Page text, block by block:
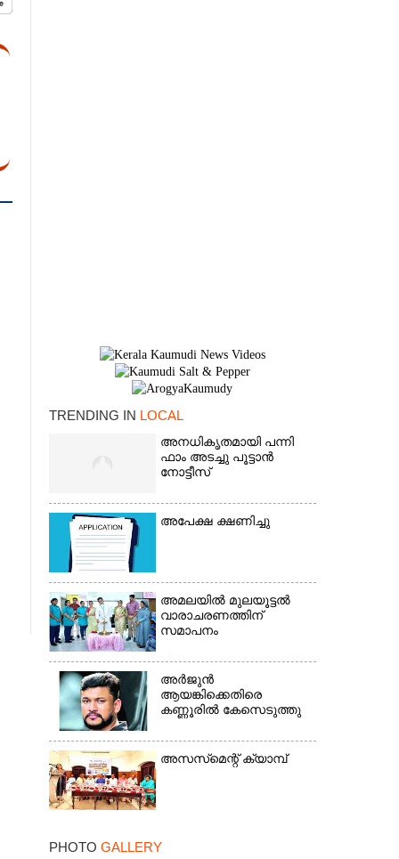
TRENDING IN LOCAL
അനധികൃതമായി പന്നി
ഫാം അടച്ചു പൂട്ടാൻ
നോട്ടീസ്
അപേക്ഷ ക്ഷണിച്ചു
അമലയിൽ മുലയൂട്ടൽ
വാരാചരണത്തിന്
സമാപനം
അർജുൻ
ആയങ്കിക്കെതിരെ
കണ്ണൂരിൽ കേസെടുത്തു
അസസ്‌മെന്റ് ക്യാമ്പ്
PHOTO GALLERY
×